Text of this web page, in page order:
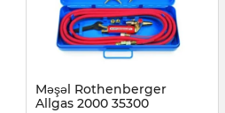
Məşəl Rothenberger
Allgas 2000 35300